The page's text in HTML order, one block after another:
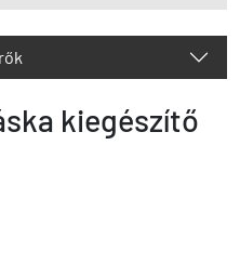
kiegészítő